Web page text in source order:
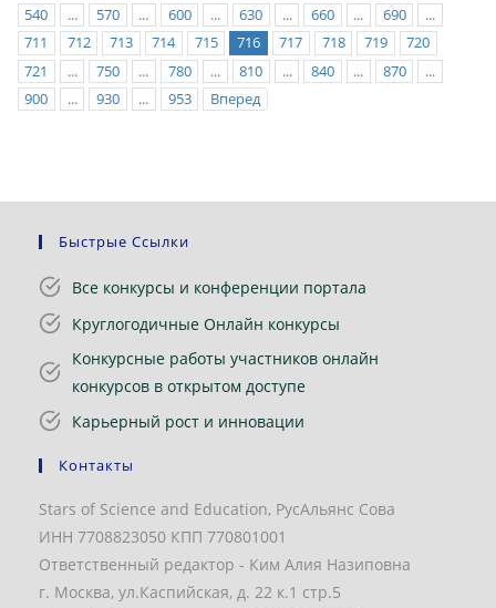
540
... 570 ... 600 ... 630 ... 660 ... 690
...
711
712 713 714 715 716 717 718 719
720
721
... 750 ... 780 ... 810 ... 840 ... 870
...
900
... 930 ... 953 Вперед
Быстрые Ссылки
Все конкурсы и конференции портала
Круглогодичные Онлайн конкурсы
Конкурсные работы участников онлайн
конкурсов в открытом доступе
Карьерный рост и инновации
Контакты
Stars of Science and Education, РусАльянс Сова
ИНН 7708823050 КПП 770801001
Ответственный редактор - Ким Алия Назиповна
г. Москва, ул.Каспийская, д. 22 к.1 стр.5